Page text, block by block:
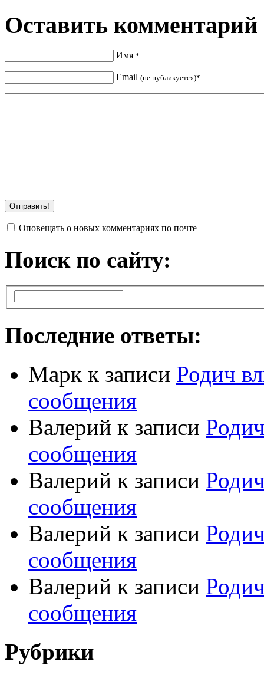
Оставить комментарий
Имя *
Email (не публикуется)*
Оповещать о новых комментариях по почте
Поиск по сайту:
Последние ответы:
Марк к записи Родич
сообщения
Валерий к записи
сообщения
Валерий к записи
сообщения
Валерий к записи
сообщения
Валерий к записи
сообщения
Рубрики